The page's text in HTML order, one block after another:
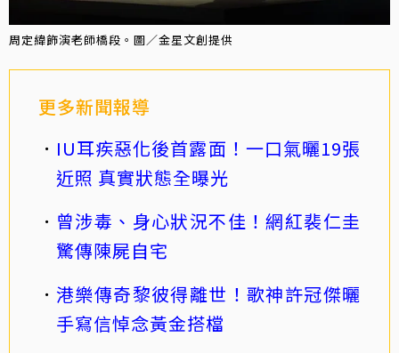
周定緯飾演老師橋段。圖／金星文創提供
更多新聞報導
IU耳疾惡化後首露面！一口氣曬19張
近照 真實狀態全曝光
曾涉毒、身心狀況不佳！網紅裴仁圭
驚傳陳屍自宅
港樂傳奇黎彼得離世！歌神許冠傑曬
手寫信悼念黃金搭檔